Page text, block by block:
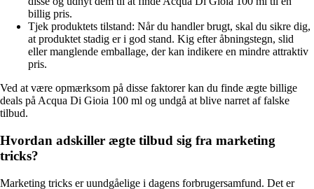
billig pris.
Tjek produktets tilstand: Når du handler brugt, skal du sikre dig,
at produktet stadig er i god stand. Kig efter åbningstegn, slid
eller manglende emballage, der kan indikere en mindre attraktiv
pris.
Ved at være opmærksom på disse faktorer kan du finde ægte billige
deals på Acqua Di Gioia 100 ml og undgå at blive narret af falske
tilbud.
Hvordan adskiller ægte tilbud sig fra marketing
tricks?
Marketing tricks er uundgåelige i dagens forbrugersamfund. Det er